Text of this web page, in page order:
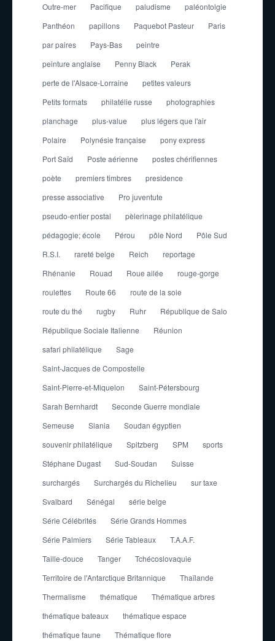
Outre-mer
Pacifique paludisme
paléontolgie
Panthéon
papillons Paquebot Pasteur
Paris
par paires
Pays-Bas
peintre
peinture anglaise
Penny Black
Perak
perte de l'Alsace-Lorraine
petites valeurs
Petits formats
philatélie russe
photographies
planchage
plus-value
plus légers que l'air
Polaire
Polynésie française
pony express
Port Saïd
Poste aérienne
postes chérifiennes
poète
premiers timbres
presidence
presse associative
Pro juventute
pseudo-entier postal
pèlerinage philatélique
pédagogie; école
Pérou pôle Nord
Pôle Sud
R.S.I.
rareté belge Reich
reportage
Rhénanie
Rouad Roue ailée
rouge-gorge
roulettes
Route 66
route de la soie
route du thé
rugby Ruhr
République de Salo
République Sociale Italienne
Réunion
safari philatélique
Sage
Saint-Jacques de Compostelle
Saint-Pierre-et-Miquelon
Saint-Pétersbourg
Sarah Bernhardt
Seconde Guerre mondiale
Semeuse
Slania
Soudan égyptien
souvenir philatélique
Spitzberg SPM
sports
Stéphane Dugast
Sud-Soudan
Suisse
surchargés
Surchargés du Richelieu
sur taxe
Svalbard
Sénégal
série belge
Série Célébrités
Série Grands Hommes
Série Palmiers
Série Tableaux
T.A.A.F.
Taille-douce
Tanger
Tchécoslovaquie
Territoire de l'Antarctique Britannique
Thaïlande
Thermalisme
thématique
Thématique arbres
thématique bateaux
thématique espace
thématique faune
Thématique flore